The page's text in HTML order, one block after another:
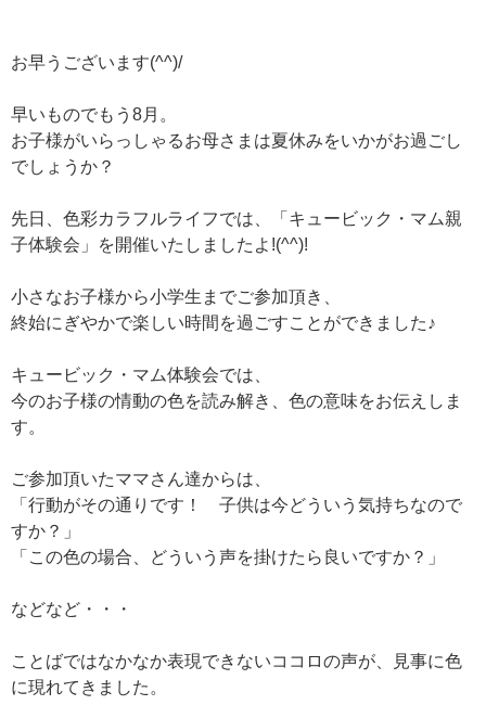
お早うございます(^^)/
早いものでもう8月。
お子様がいらっしゃるお母さまは夏休みをいかがお過ごし
でしょうか？
先日、色彩カラフルライフでは、「キュービック・マム親
子体験会」を開催いたしましたよ!(^^)!
小さなお子様から小学生までご参加頂き、
終始にぎやかで楽しい時間を過ごすことができました♪
キュービック・マム体験会では、
今のお子様の情動の色を読み解き、色の意味をお伝えしま
す。
ご参加頂いたママさん達からは、
「行動がその通りです！ 子供は今どういう気持ちなので
すか？」
「この色の場合、どういう声を掛けたら良いですか？」
などなど・・・
ことばではなかなか表現できないココロの声が、見事に色
に現れてきました。